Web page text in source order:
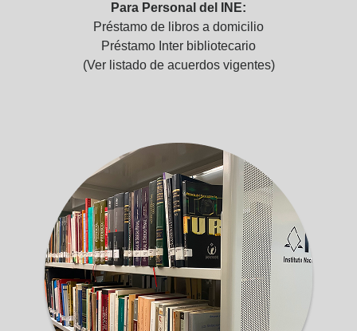
Para Personal del INE:
Préstamo de libros a domicilio
Préstamo Inter bibliotecario
(Ver listado de acuerdos vigentes)